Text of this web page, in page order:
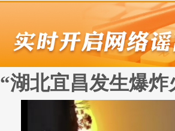
“湖北宜昌发生爆